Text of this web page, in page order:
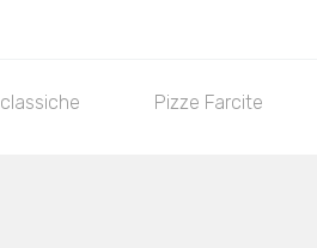
Pizze Farcite